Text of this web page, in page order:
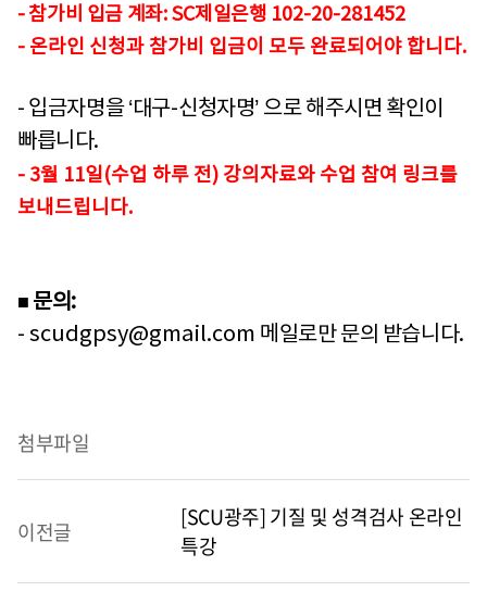
- 참가비 입금 계좌: SC제일은행 102-20-281452
- 온라인 신청과 참가비 입금이 모두 완료되어야 합니다.
- 입금자명을‘대구-신청자명’ 으로 해주시면 확인이
빠릅니다.
- 3월 11일(수업 하루 전) 강의자료와 수업 참여 링크를
보내드립니다.
■ 문의:
- scudgpsy@gmail.com 메일로만 문의 받습니다.
첨부파일
이전글
[SCU광주] 기질 및 성격검사 온라인
특강